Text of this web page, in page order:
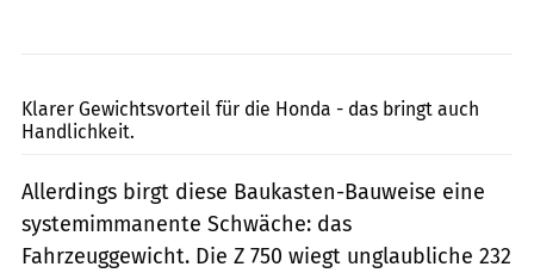
Klarer Gewichtsvorteil für die Honda - das bringt auch
Handlichkeit.
Allerdings birgt diese Baukasten-Bauweise eine
systemimmanente Schwäche: das
Fahrzeuggewicht. Die Z 750 wiegt unglaubliche 232